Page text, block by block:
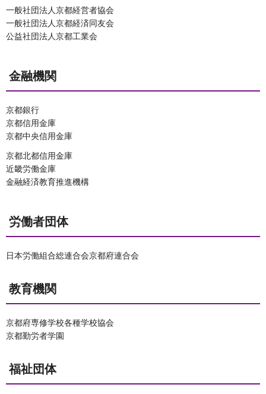
一般社団法人京都経営者協会
一般社団法人京都経済同友会
公益社団法人京都工業会
金融機関
京都銀行
京都信用金庫
京都中央信用金庫
京都北都信用金庫
近畿労働金庫
金融経済教育推進機構
労働者団体
日本労働組合総連合会京都府連合会
教育機関
京都府専修学校各種学校協会
京都勤労者学園
福祉団体